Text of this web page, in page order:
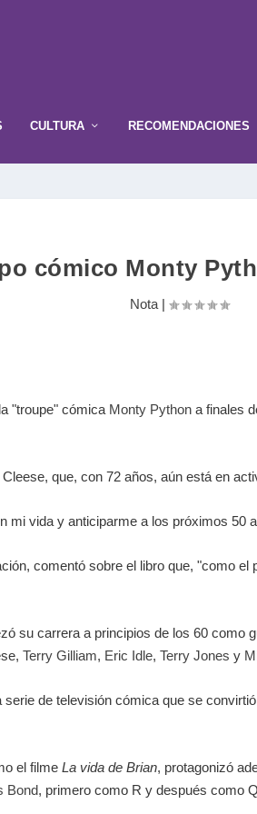
CULTURA RECOMENDACIONES
cómico Monty
Nota|
"troupe" cómica Monty Python a finales
que, con 72 años, aún está en
mi vida y anticiparme a los próximos 50
comentó sobre el libro que, "como
su carrera a principios de los 60 como
Terry Gilliam, Eric Idle,Terry Jones y
serie de televisión cómica que se
el filmeLa vida de Brian, protagonizó
Bond, primero como R y después como